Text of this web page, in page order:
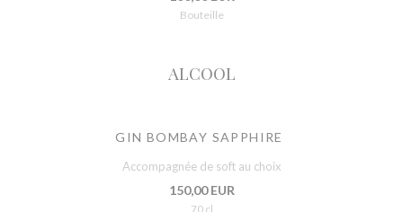
Bouteille
ALCOOL
GIN BOMBAY SAPPHIRE
Accompagnée de soft au choix
150,00 EUR
70 cl